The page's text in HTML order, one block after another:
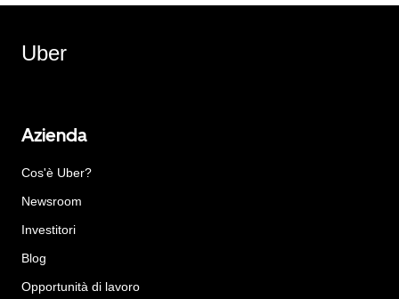
Uber
Azienda
Cos'è Uber?
Newsroom
Investitori
Blog
Opportunità di lavoro